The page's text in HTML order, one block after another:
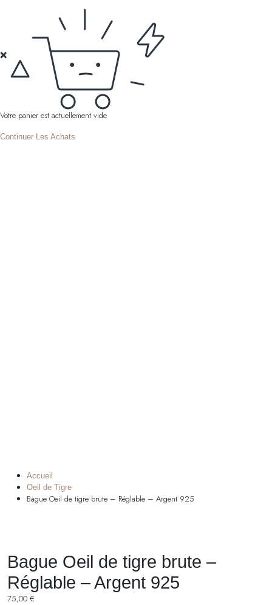
Votre panier est actuellement vide
Continuer Les Achats
Accueil
Oeil de Tigre
Bague Oeil de tigre brute – Réglable – Argent 925
Bague Oeil de tigre brute –
Réglable – Argent 925
75,00 €